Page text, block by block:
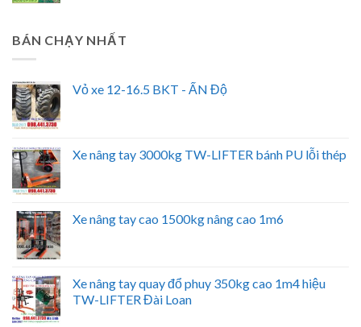
BÁN CHẠY NHẤT
Vỏ xe 12-16.5 BKT - ẤN Độ
Xe nâng tay 3000kg TW-LIFTER bánh PU lỗi thép
Xe nâng tay cao 1500kg nâng cao 1m6
Xe nâng tay quay đổ phuy 350kg cao 1m4 hiệu
TW-LIFTER Đài Loan